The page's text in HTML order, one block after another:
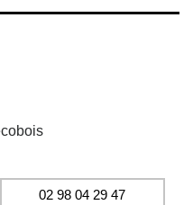
02 98 04 29 47